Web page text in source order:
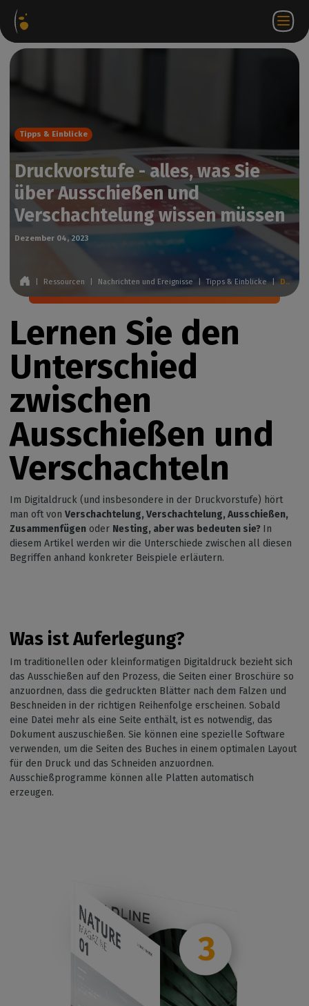
DE
Tipps & Einblicke
Druckvorstufe - alles, was Sie
über Ausschießen und
Verschachtelung wissen müssen
Dezember 04, 2023
Ressourcen Nachrichten und Ereignisse Tipps & Einblicke | Druckvorstufe - alles, was Sie über Ausschießen und Verschachtelung wissen müssen
Lernen Sie den
Unterschied
zwischen
Ausschießen und
Verschachteln
Im Digitaldruck (und insbesondere in der Druckvorstufe) hört
man oft von Verschachtelung, Verschachtelung, Ausschießen,
Zusammenfügen oder Nesting, aber was bedeuten sie? In
diesem Artikel werden wir die Unterschiede zwischen all diesen
Begriffen anhand konkreter Beispiele erläutern.
Was istAuferlegung?
Im traditionellen oder kleinformatigen Digitaldruck bezieht sich
das Ausschießen auf den Prozess, die Seiten einer Broschüre so
anzuordnen, dass die gedruckten Blätter nach dem Falzen und
Beschneiden in der richtigen Reihenfolge erscheinen. Sobald
eine Datei mehr als eine Seite enthält, ist es notwendig, das
Dokument auszuschießen. Sie können eine spezielle Software
verwenden, um die Seiten des Buches in einem optimalen Layout
für den Druck und das Schneiden anzuordnen.
Ausschießprogramme können alle Platten automatisch
erzeugen.